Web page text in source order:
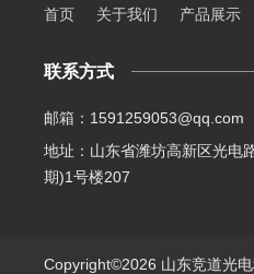
首页 关于我们 产品展示
联系方式
邮箱：1591259053@qq.com
地址：山东省潍坊高新区光电
期)1号楼207
Copyright©2026 山东竞道光